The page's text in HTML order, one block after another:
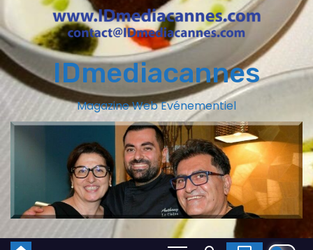
IDmediacannes
Magazine Web Evénementiel